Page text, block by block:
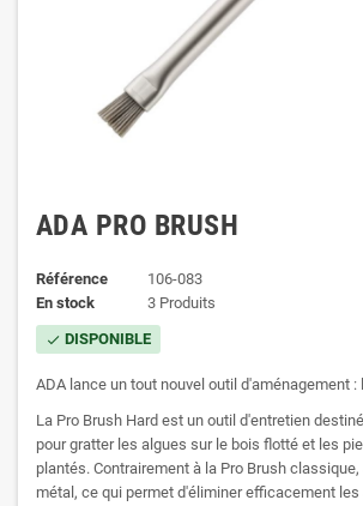
ADA PRO BRUSH
Référence
106-083
En stock
3 Produits
check DISPONIBLE
ADA lance un tout nouvel outil d'aménagement :
La Pro Brush Hard est un outil d'entretien
pour gratter les algues sur le bois flotté et les
plantés. Contrairement à la Pro Brush
métal, ce qui permet d'éliminer efficacement les